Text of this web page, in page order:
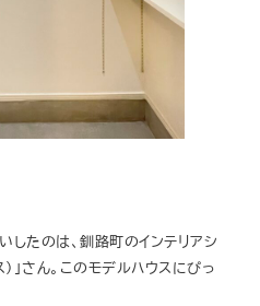
したのは、釧路町のインテリアシ
」さん。このモデルハウスにぴっ